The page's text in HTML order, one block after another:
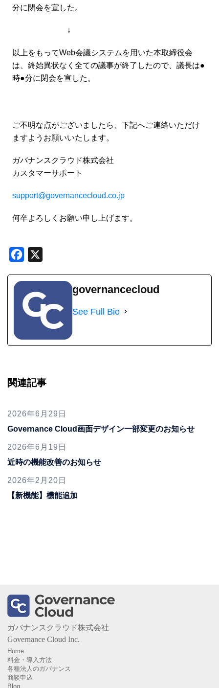
分に閉会を宣した。
↓
以上をもってWeb会議システムを用いた本取締役会
は、終始異状なく全ての議事が終了したので、議長は●
時●分に閉会を宣した。
ご不明な点がございましたら、下記へご連絡いただけ
ますようお願いいたします。
ガバナンスクラウド株式会社
カスタマーサポート
support@governancecloud.co.jp
何卒よろしくお願い申し上げます。
Facebook
governancecloud
See Full Bio
関連記事
2026年6月29日
Governance Cloud画面デザイン一部変更のお知らせ
2026年6月19日
近時の機能改善のお知らせ
2026年2月20日
【新機能】機能追加
ガバナンスクラウド株式会社
Governance Cloud Inc.
Home
料金・導入方法
各種法人のガバナンス
商談申込
Blog